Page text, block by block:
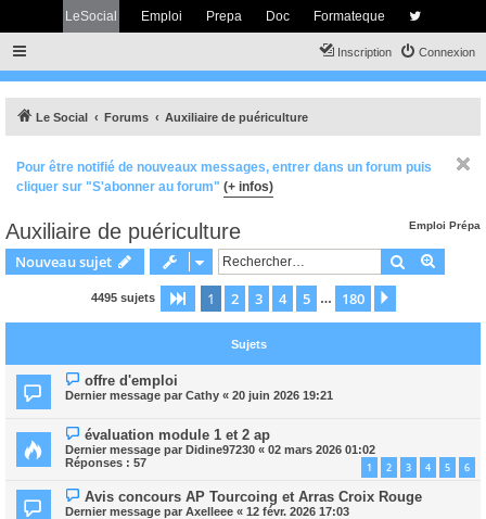
LeSocial Emploi Prepa Doc Formateque
Connexion
Inscription
Le Social Forums Auxiliaire de puériculture
Pour être notifié de nouveaux messages, entrer dans un forum puis
cliquer sur "S'abonner au forum" (+ infos)
Emploi Prépa
Auxiliaire de puériculture
Nouveau sujet Rechercher
4495 sujets Page 1sur180
1 2 3 4 5 … 180
Sujets
offre d'emploi
Dernier message par Cathy « 20 juin 2026 19:21
évaluation module 1 et 2 ap
Dernier message par Didine97230 « 02 mars 2026 01:02
Réponses : 57 1 2 3 4 5 6
Avis concours AP Tourcoing et Arras Croix Rouge
Dernier message par Axelleee « 12 févr. 2026 17:03